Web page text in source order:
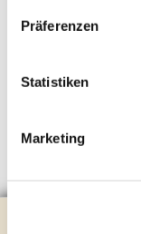
Präferenzen
Statistiken
Marketing
Evangelische